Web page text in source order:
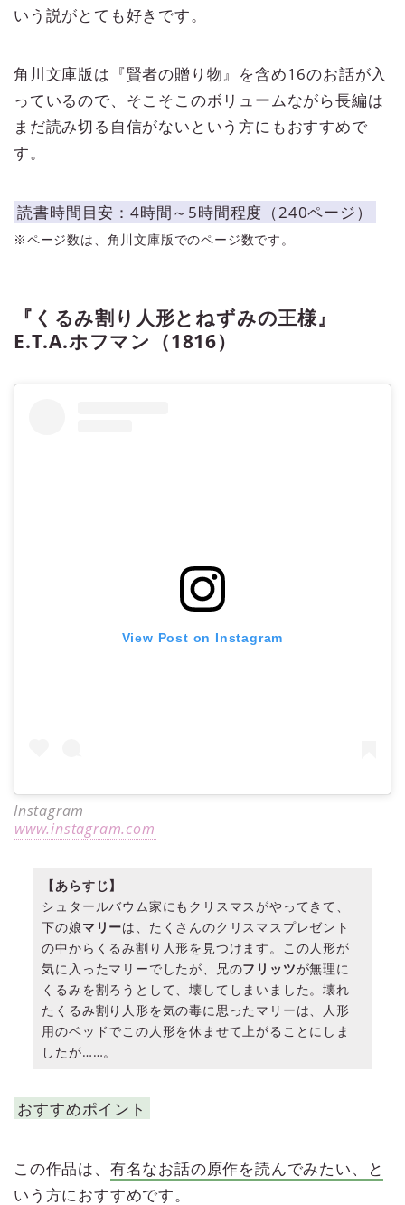
いう説がとても好きです。
角川文庫版は『賢者の贈り物』を含め16のお話が入
っているので、そこそこのボリュームながら長編は
まだ読み切る自信がないという方にもおすすめで
す。
読書時間目安：4時間～5時間程度（240ページ）
※ページ数は、角川文庫版でのページ数です。
『くるみ割り人形とねずみの王様』
E.T.A.ホフマン（1816）
View Post on Instagram
Instagram
www.instagram.com
【あらすじ】
シュタールバウム家にもクリスマスがやってきて、
下の娘マリーは、たくさんのクリスマスプレゼント
の中からくるみ割り人形を見つけます。この人形が
気に入ったマリーでしたが、兄のフリッツが無理に
くるみを割ろうとして、壊してしまいました。壊れ
たくるみ割り人形を気の毒に思ったマリーは、人形
用のベッドでこの人形を休ませて上がることにしま
したが……。
おすすめポイント
この作品は、 有名なお話の原作を読んでみたい、と
いう方におすすめです。